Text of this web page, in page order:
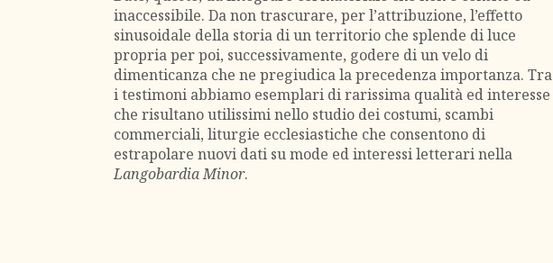
inaccessibile. Da non trascurare, per l’attribuzione, l’effetto
sinusoidale della storia di un territorio che splende di luce
propria per poi, successivamente, godere di un velo di
dimenticanza che ne pregiudica la precedenza importanza. Tra
i testimoni abbiamo esemplari di rarissima qualità ed interesse
che risultano utilissimi nello studio dei costumi, scambi
commerciali, liturgie ecclesiastiche che consentono di
estrapolare nuovi dati su mode ed interessi letterari nella
Langobardia Minor.